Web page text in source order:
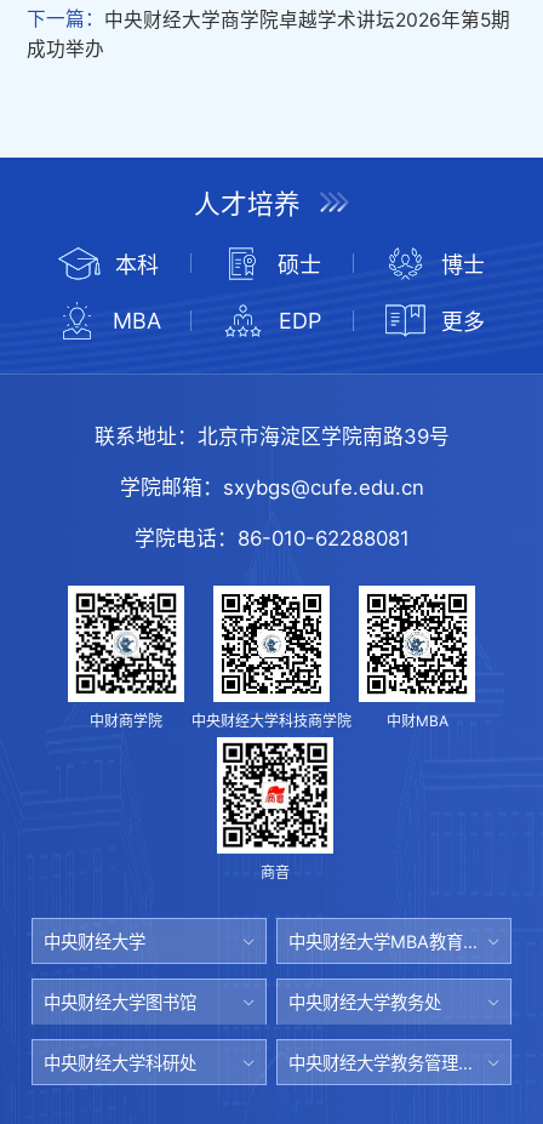
下一篇： 中央财经大学商学院卓越学术讲坛2026年第5期
成功举办
人才培养
本科 硕士 博士
MBA EDP 更多
联系地址： 北京市海淀区学院南路39号
学院邮箱： sxybgs@cufe.edu.cn
学院电话： 86-010-62288081
中财商学院 中央财经大学科技商学院 中财MBA
商音
中央财经大学 中央财经大学MBA教育中心
中央财经大学图书馆 中央财经大学教务处
中央财经大学科研处 中央财经大学教务管理系统